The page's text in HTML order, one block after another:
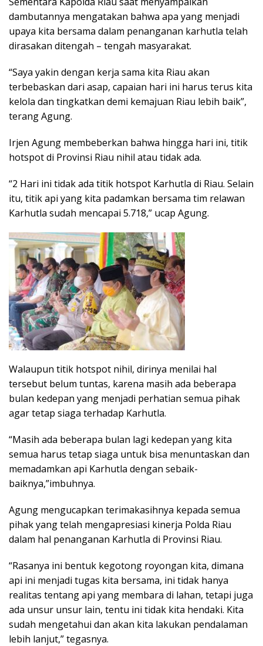
dambutannya mengatakan bahwa apa yang menjadi
upaya kita bersama dalam penanganan karhutla telah
dirasakan ditengah – tengah masyarakat.
“Saya yakin dengan kerja sama kita Riau akan
terbebaskan dari asap, capaian hari ini harus terus kita
kelola dan tingkatkan demi kemajuan Riau lebih baik”,
terang Agung.
Irjen Agung membeberkan bahwa hingga hari ini, titik
hotspot di Provinsi Riau nihil atau tidak ada.
“2 Hari ini tidak ada titik hotspot Karhutla di Riau. Selain
itu, titik api yang kita padamkan bersama tim relawan
Karhutla sudah mencapai 5.718,” ucap Agung.
Walaupun titik hotspot nihil, dirinya menilai hal
tersebut belum tuntas, karena masih ada beberapa
bulan kedepan yang menjadi perhatian semua pihak
agar tetap siaga terhadap Karhutla.
“Masih ada beberapa bulan lagi kedepan yang kita
semua harus tetap siaga untuk bisa menuntaskan dan
memadamkan api Karhutla dengan sebaik-
baiknya,”imbuhnya.
Agung mengucapkan terimakasihnya kepada semua
pihak yang telah mengapresiasi kinerja Polda Riau
dalam hal penanganan Karhutla di Provinsi Riau.
“Rasanya ini bentuk kegotong royongan kita, dimana
api ini menjadi tugas kita bersama, ini tidak hanya
realitas tentang api yang membara di lahan, tetapi juga
ada unsur unsur lain, tentu ini tidak kita hendaki. Kita
sudah mengetahui dan akan kita lakukan pendalaman
lebih lanjut,” tegasnya.